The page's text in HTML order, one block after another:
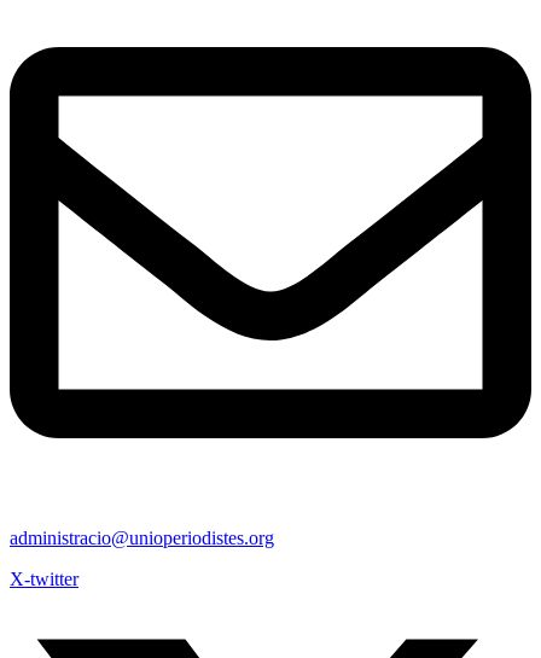
administracio@unioperiodistes.org
X-twitter